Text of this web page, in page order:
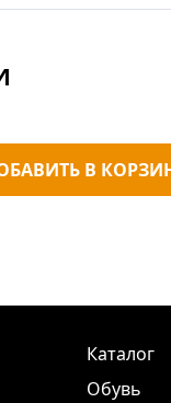
В
Каталог
Обувь